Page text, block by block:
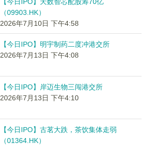
（09903.HK）
2026年7月10日 下午4:58
【今日IPO】明宇制药二度冲港交所
2026年7月13日 下午4:08
【今日IPO】岸迈生物三闯港交所
2026年7月13日 下午4:10
【今日IPO】古茗大跌，茶饮集体走弱
（01364.HK）